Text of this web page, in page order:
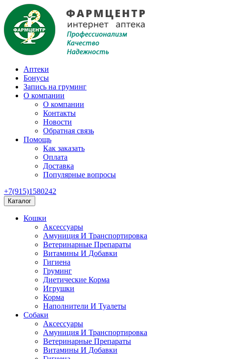
Аптеки
Бонусы
Запись на груминг
О компании
О компании
Контакты
Новости
Обратная связь
Помощь
Как заказать
Оплата
Доставка
Популярные вопросы
+7(915)1580242
Каталог
Кошки
Аксессуары
Амуниция И Транспортировка
Ветеринарные Препараты
Витамины И Добавки
Гигиена
Груминг
Диетические Корма
Игрушки
Корма
Наполнители И Туалеты
Собаки
Аксессуары
Амуниция И Транспортировка
Ветеринарные Препараты
Витамины И Добавки